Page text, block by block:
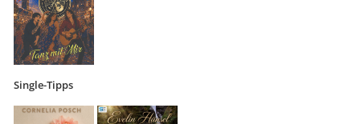
Single-Tipps